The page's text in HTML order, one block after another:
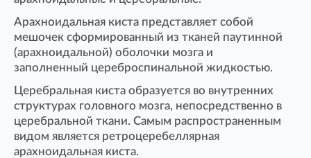
Арахноидальная киста представляет собой
мешочек сформированный из тканей паутинной
(арахноидальной) оболочки мозга и
заполненный цереброспинальной жидкостью.
Церебральная киста образуется во внутренних
структурах головного мозга, непосредственно в
церебральной ткани. Самым распространенным
видом является ретроцеребеллярная
арахноидальная киста.